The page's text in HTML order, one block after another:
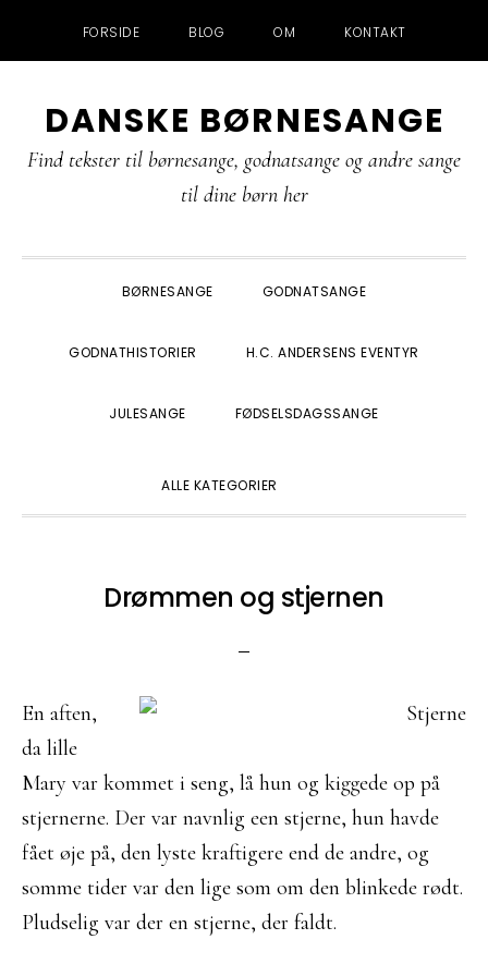
FORSIDE BLOG OM KONTAKT
direkte
til
indhold
direkte
til
direkte
til
DANSKE BØRNESANGE
Find tekster til børnesange, godnatsange og andre sange
til dine børn her
BØRNESANGE GODNATSANGE
GODNATHISTORIER H.C. ANDERSENS EVENTYR
JULESANGE FØDSELSDAGSSANGE
ALLE KATEGORIER
Drømmen og stjernen
En aften,
da lille
Mary var kommet i seng, lå hun og kiggede op på
stjernerne. Der var navnlig een stjerne, hun havde
fået øje på, den lyste kraftigere end de andre, og
somme tider var den lige som om den blinkede rødt.
Pludselig var der en stjerne, der faldt.